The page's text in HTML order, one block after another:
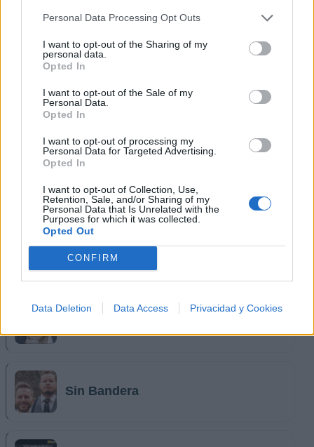
Personal Data Processing Opt Outs
I want to opt-out of the Sharing of my
personal data.
Opted In
I want to opt-out of the Sale of my
Personal Data.
Opted In
I want to opt-out of processing my
Personal Data for Targeted Advertising.
Opted In
I want to opt-out of Collection, Use,
Retention, Sale, and/or Sharing of my
Personal Data that Is Unrelated with the
Purposes for which it was collected.
Opted Out
CONFIRM
Data Deletion Data Access Privacidad y Cookies
Wisin & Yandel
David Bisbal
Luis Fonsi
Michael Jackson
Sin Bandera